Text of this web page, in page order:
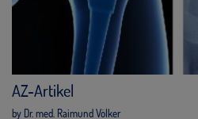
AZ-Artikel
by Dr. med. Raimund Völker